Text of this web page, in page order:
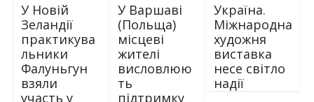
У Новій
Зеландії
практикува
льники
Фалуньгун
взяли
участь у
У Варшаві
(Польща)
місцеві
жителі
висловлюю
ть
підтримку
Україна.
Міжнародна
художня
виставка
несе світло
надії